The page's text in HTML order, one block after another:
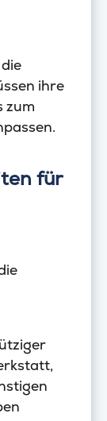
ihre
zum
für